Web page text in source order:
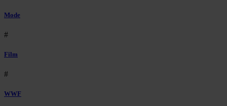
Mode
#
Film
#
WWF